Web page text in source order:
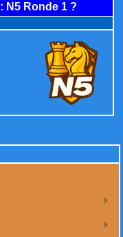
: N5 Ronde 1 ?